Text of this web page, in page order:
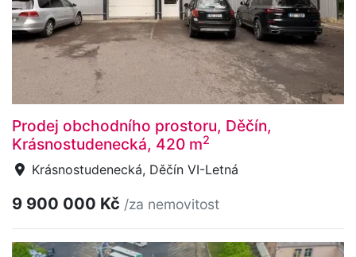
Prodej obchodního prostoru, Děčín,
Krásnostudenecká, 420 m2
Krásnostudenecká, Děčín VI-Letná
9 900 000 Kč /za nemovitost